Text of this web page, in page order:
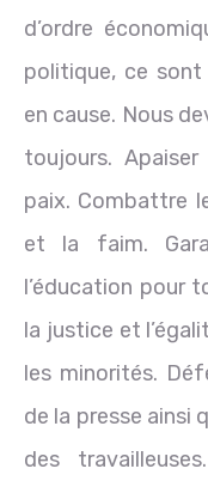
d’ordre
politique, ce
en cause. Nous
toujours.
paix. Combattre
et la faim.
l’éducation pour
la justice et
les minorités.
de la presse ainsi
des